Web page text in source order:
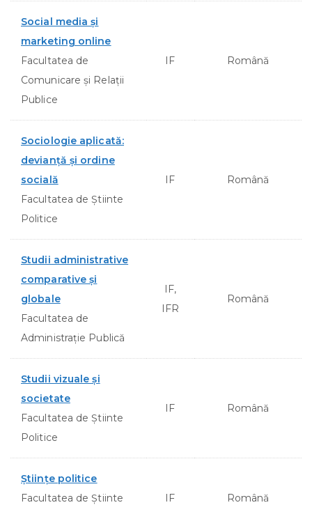
Social media şi
marketing online
Facultatea de
Comunicare şi Relaţii
Publice
IF Română
Sociologie aplicată:
devianță și ordine
socială
Facultatea de Ştiinte
Politice
IF Română
Studii administrative
comparative și
globale
Facultatea de
Administraţie Publică
IF,
IFR
Română
Studii vizuale şi
societate
Facultatea de Ştiinte
Politice
IF Română
Ştiinţe politice
Facultatea de Ştiinte
IF Română